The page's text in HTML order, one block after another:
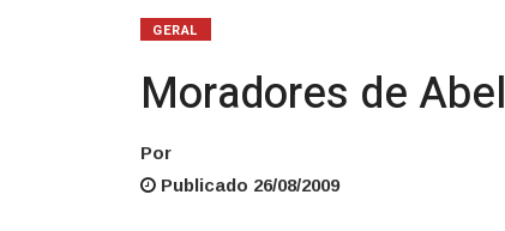
GERAL
Moradores de
Por
Publicado 26/08/2009